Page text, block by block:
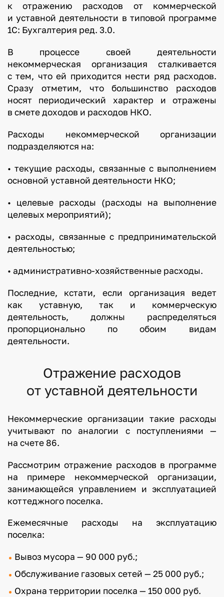
к отражению расходов от коммерческой
и уставной деятельности в типовой программе
1С: Бухгалтерия ред. 3.0.
В процессе своей деятельности
некоммерческая организация сталкивается
с тем, что ей приходится нести ряд расходов.
Сразу отметим, что большинство расходов
носят периодический характер и отражены
в смете доходов и расходов НКО.
Расходы некоммерческой организации
подразделяются на:
• текущие расходы, связанные с выполнением
основной уставной деятельности НКО;
• целевые расходы (расходы на выполнение
целевых мероприятий);
• расходы, связанные с предпринимательской
деятельностью;
• административно-хозяйственные расходы.
Последние, кстати, если организация ведет
как уставную, так и коммерческую
деятельность, должны распределяться
пропорционально по обоим видам
деятельности.
Отражение расходов
от уставной деятельности
Некоммерческие организации такие расходы
учитывают по аналогии с поступлениями —
на счете 86.
Рассмотрим отражение расходов в программе
на примере некоммерческой организации,
занимающейся управлением и эксплуатацией
коттеджного поселка.
Ежемесячные расходы на эксплуатацию
поселка:
Вывоз мусора — 90 000 руб.;
Обслуживание газовых сетей — 25 000 руб.;
Охрана территории поселка — 150 000 руб.